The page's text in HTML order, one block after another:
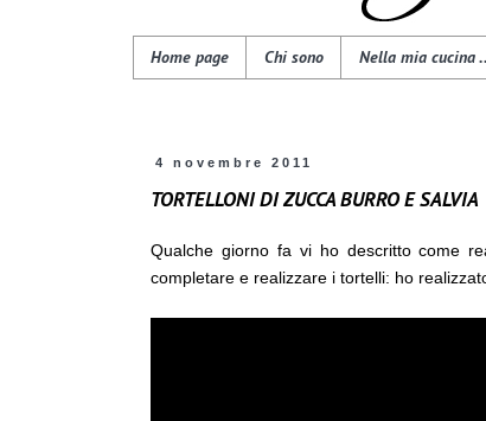
Home page Chi sono Nella mia cucina
4 novembre 2011
TORTELLONI DI ZUCCA BURRO E SALVIA
Qualche giorno fa vi ho descritto come
completare e realizzare i tortelli: ho